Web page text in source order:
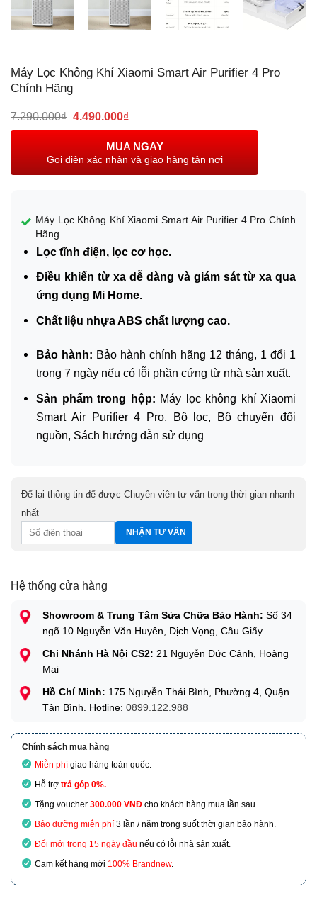
Máy Lọc Không Khí Xiaomi Smart Air Purifier 4 Pro
Chính Hãng
7.290.000₫ Giá
7.290.000₫.
4.490.000₫Giá
là:
4.490.000₫.
MUA NGAY
Gọi điện xác nhận và giao hàng tận nơi
Máy Lọc Không Khí Xiaomi Smart Air Purifier 4 Pro Chính
Hãng
Lọc tĩnh điện, lọc cơ học.
Điều khiển từ xa dễ dàng và giám sát từ xa qua
ứng dụng Mi Home.
Chất liệu nhựa ABS chất lượng cao.
Bảo hành: Bảo hành chính hãng 12 tháng, 1 đổi 1
trong 7 ngày nếu có lỗi phần cứng từ nhà sản xuất.
Sản phẩm trong hộp: Máy lọc không khí Xiaomi
Smart Air Purifier 4 Pro, Bộ lọc, Bộ chuyển đổi
nguồn, Sách hướng dẫn sử dụng
Để lại thông tin để được Chuyên viên tư vấn trong thời gian nhanh
nhất
Hệ thống cửa hàng
Showroom & Trung Tâm Sửa Chữa Bảo Hành: Số 34
ngõ 10 Nguyễn Văn Huyên, Dịch Vọng, Cầu Giấy
Chi Nhánh Hà Nội CS2: 21 Nguyễn Đức Cảnh, Hoàng
Mai
Hồ Chí Minh: 175 Nguyễn Thái Bình, Phường 4, Quận
Tân Bình. Hotline: 0899.122.988
Chính sách mua hàng
Miễn phí giao hàng toàn quốc.
Hỗ trợ trả góp 0%.
Tặng voucher 300.000 VNĐ cho khách hàng mua lần sau.
Bảo dưỡng miễn phí 3 lần / năm trong suốt thời gian bảo hành.
Đổi mới trong 15 ngày đầu nếu có lỗi nhà sản xuất.
Cam kết hàng mới 100% Brandnew.